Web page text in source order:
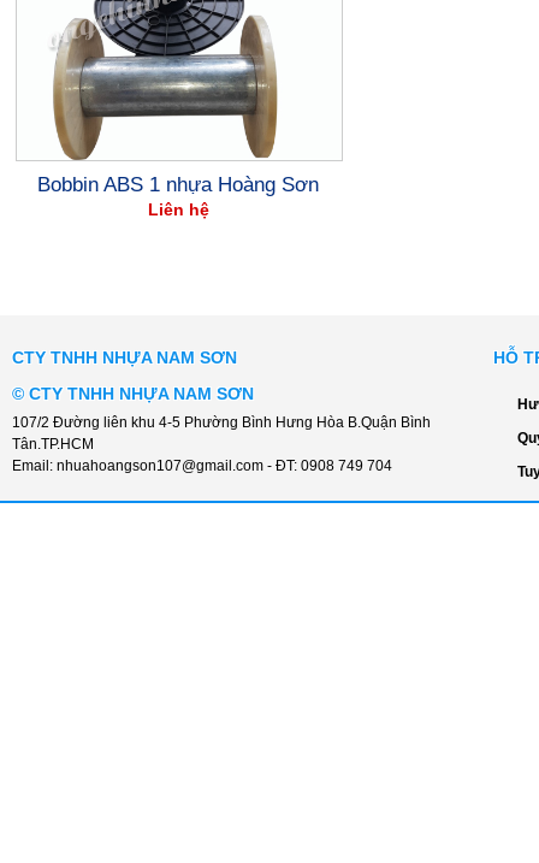
Bobbin ABS 1 nhựa Hoàng Sơn
Liên hệ
CTY TNHH NHỰA NAM SƠN
© CTY TNHH NHỰA NAM SƠN
107/2 Đường liên khu 4-5 Phường Bình Hưng Hòa B.Quận Bình
Tân.TP.HCM
Email: nhuahoangson107@gmail.com - ĐT: 0908 749 704
HỖ